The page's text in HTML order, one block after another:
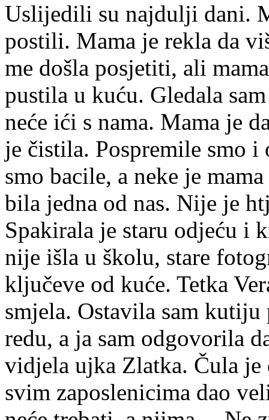
Uslijedili su najdulji dani.
postili. Mama je rekla da
me došla posjetiti, ali
pustila u kuću. Gledala
neće ići s nama. Mama je
je čistila. Pospremile smo
smo bacile, a neke je
bila jedna od nas. Nije je
Spakirala je staru odjeću i
nije išla u školu, stare
ključeve od kuće. Tetka
smjela. Ostavila sam
redu, a ja sam odgovorila
vidjela ujka Zlatka. Čula
svim zaposlenicima dao